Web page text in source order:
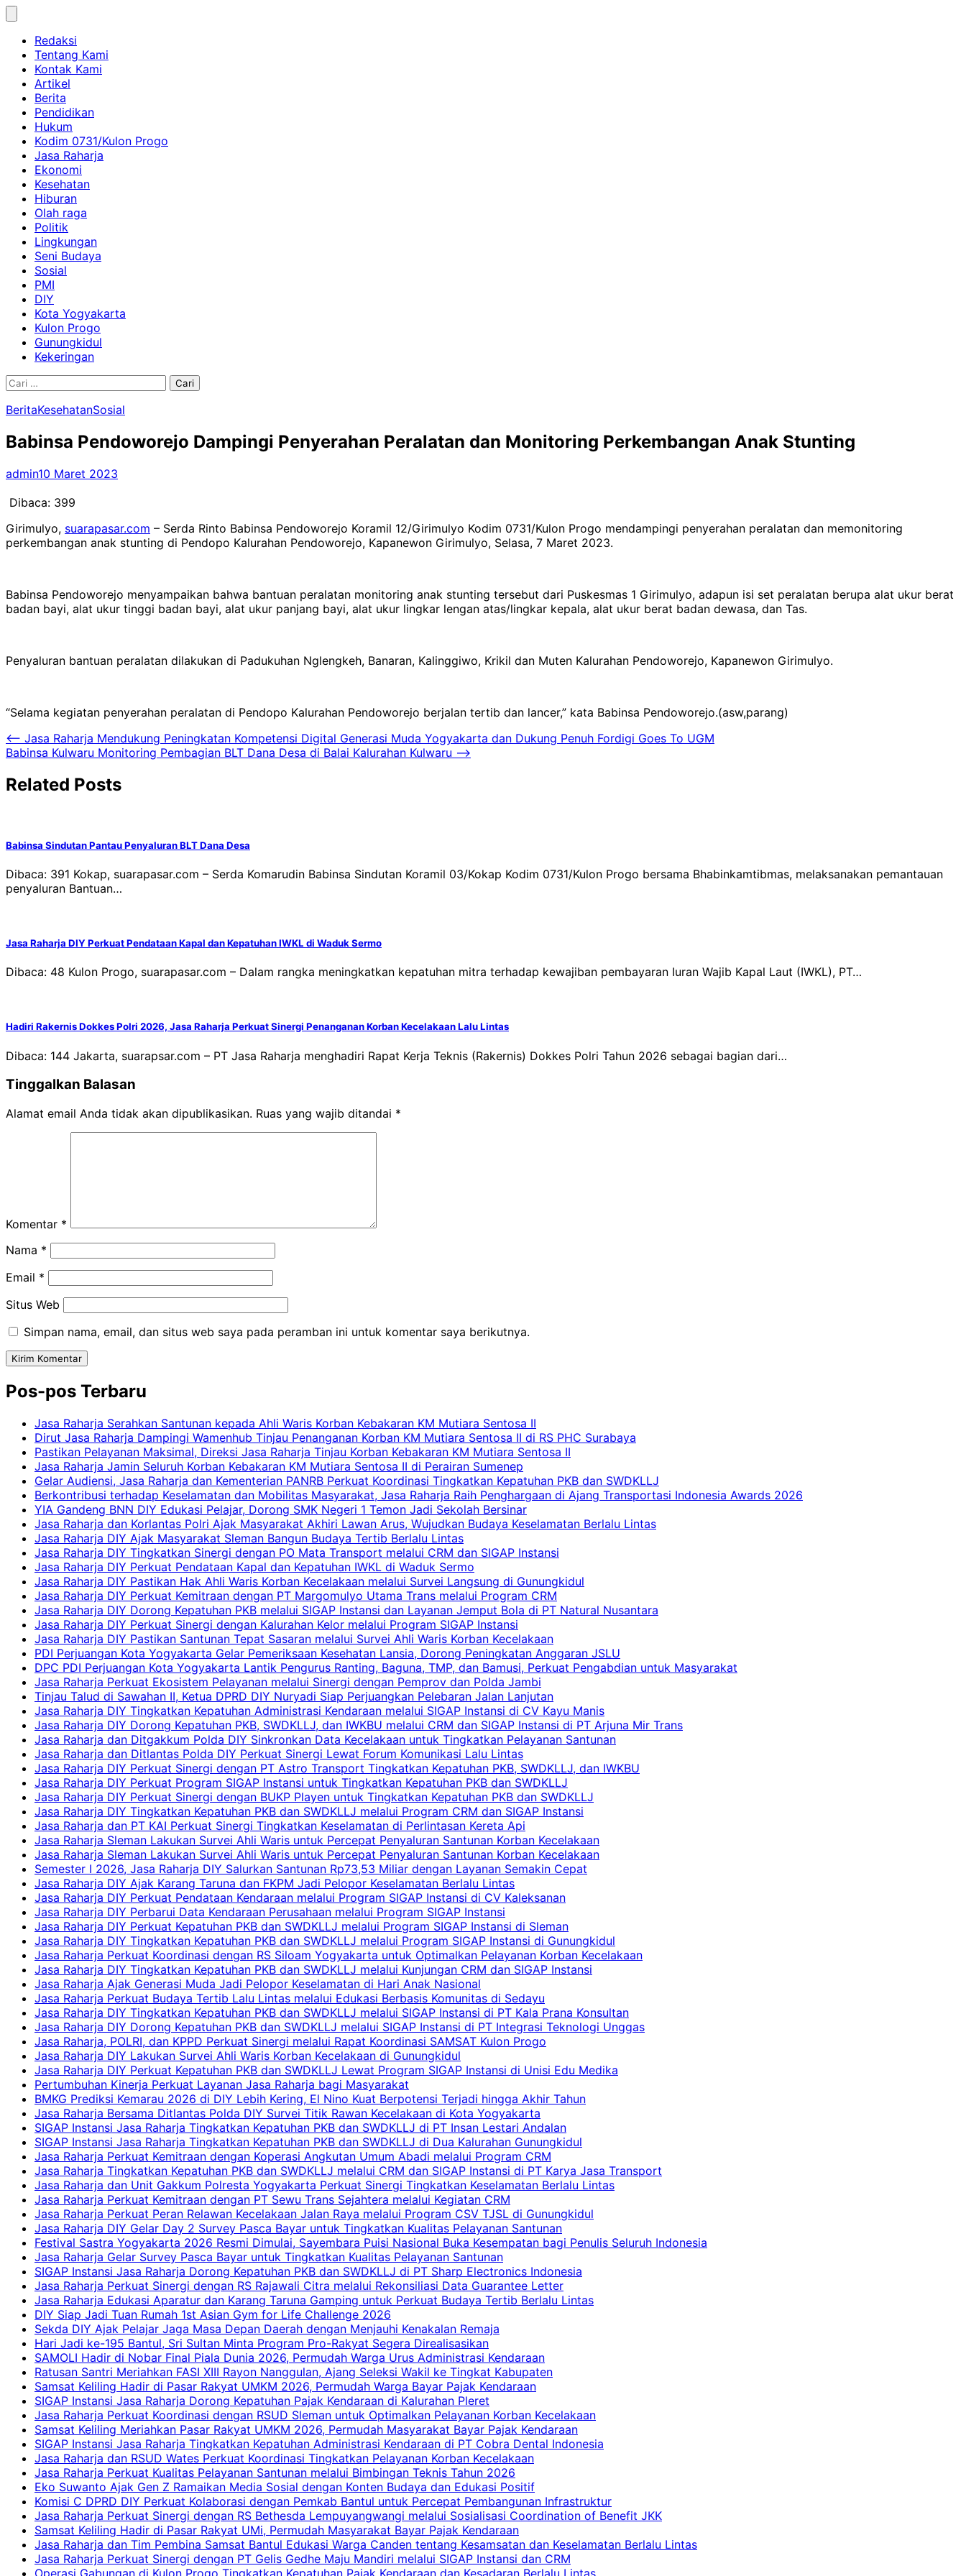
Skip
contentRedaksi
Tentang Kami
Kontak Kami
Artikel
Berita
Pendidikan
Hukum
Kodim 0731/Kulon Progo
Jasa Raharja
Ekonomi
Kesehatan
Hiburan
Olah raga
Politik
Lingkungan
Seni Budaya
Sosial
PMI
DIY
Kota Yogyakarta
Kulon Progo
Gunungkidul
Kekeringan
Cari
BeritaKesehatanSosial
Babinsa Pendoworejo Dampingi Penyerahan Peralatan dan Monitoring Perkembangan Anak Stunting
admin10 Maret 2023
Dibaca: 399
Girimulyo, suarapasar.com – Serda Rinto Babinsa Pendoworejo Koramil 12/Girimulyo Kodim 0731/Kulon Progo mendampingi penyerahan peralatan dan memonitoring
perkembangan anak stunting di Pendopo Kalurahan Pendoworejo, Kapanewon Girimulyo, Selasa, 7 Maret 2023.
Babinsa Pendoworejo menyampaikan bahwa bantuan peralatan monitoring anak stunting tersebut dari Puskesmas 1 Girimulyo, adapun isi set peralatan berupa alat ukur berat
badan bayi, alat ukur tinggi badan bayi, alat ukur panjang bayi, alat ukur lingkar lengan atas/lingkar kepala, alat ukur berat badan dewasa, dan Tas.
Penyaluran bantuan peralatan dilakukan di Padukuhan Nglengkeh, Banaran, Kalinggiwo, Krikil dan Muten Kalurahan Pendoworejo, Kapanewon Girimulyo.
“Selama kegiatan penyerahan peralatan di Pendopo Kalurahan Pendoworejo berjalan tertib dan lancer,” kata Babinsa Pendoworejo.(asw,parang)
Navigasi
pos
⟵ Jasa Raharja Mendukung Peningkatan Kompetensi Digital Generasi Muda Yogyakarta dan Dukung Penuh Fordigi Goes To UGM
Babinsa Kulwaru Monitoring Pembagian BLT Dana Desa di Balai Kalurahan Kulwaru ⟶
Related Posts
Babinsa Sindutan Pantau Penyaluran BLT Dana Desa
Dibaca: 391 Kokap, suarapasar.com – Serda Komarudin Babinsa Sindutan Koramil 03/Kokap Kodim 0731/Kulon Progo bersama Bhabinkamtibmas, melaksanakan pemantauan
penyaluran Bantuan…
Jasa Raharja DIY Perkuat Pendataan Kapal dan Kepatuhan IWKL di Waduk Sermo
Dibaca: 48 Kulon Progo, suarapasar.com – Dalam rangka meningkatkan kepatuhan mitra terhadap kewajiban pembayaran Iuran Wajib Kapal Laut (IWKL), PT…
Hadiri Rakernis Dokkes Polri 2026, Jasa Raharja Perkuat Sinergi Penanganan Korban Kecelakaan Lalu Lintas
Dibaca: 144 Jakarta, suarapsar.com – PT Jasa Raharja menghadiri Rapat Kerja Teknis (Rakernis) Dokkes Polri Tahun 2026 sebagai bagian dari…
Tinggalkan Balasan
Alamat email Anda tidak akan dipublikasikan. Ruas yang wajib ditandai *
Komentar *
Nama *
Email *
Situs Web
Simpan nama, email, dan situs web saya pada peramban ini untuk komentar saya berikutnya.
Pos-pos Terbaru
Jasa Raharja Serahkan Santunan kepada Ahli Waris Korban Kebakaran KM Mutiara Sentosa II
Dirut Jasa Raharja Dampingi Wamenhub Tinjau Penanganan Korban KM Mutiara Sentosa II di RS PHC Surabaya
Pastikan Pelayanan Maksimal, Direksi Jasa Raharja Tinjau Korban Kebakaran KM Mutiara Sentosa II
Jasa Raharja Jamin Seluruh Korban Kebakaran KM Mutiara Sentosa II di Perairan Sumenep
Gelar Audiensi, Jasa Raharja dan Kementerian PANRB Perkuat Koordinasi Tingkatkan Kepatuhan PKB dan SWDKLLJ
Berkontribusi terhadap Keselamatan dan Mobilitas Masyarakat, Jasa Raharja Raih Penghargaan di Ajang Transportasi Indonesia Awards 2026
YIA Gandeng BNN DIY Edukasi Pelajar, Dorong SMK Negeri 1 Temon Jadi Sekolah Bersinar
Jasa Raharja dan Korlantas Polri Ajak Masyarakat Akhiri Lawan Arus, Wujudkan Budaya Keselamatan Berlalu Lintas
Jasa Raharja DIY Ajak Masyarakat Sleman Bangun Budaya Tertib Berlalu Lintas
Jasa Raharja DIY Tingkatkan Sinergi dengan PO Mata Transport melalui CRM dan SIGAP Instansi
Jasa Raharja DIY Perkuat Pendataan Kapal dan Kepatuhan IWKL di Waduk Sermo
Jasa Raharja DIY Pastikan Hak Ahli Waris Korban Kecelakaan melalui Survei Langsung di Gunungkidul
Jasa Raharja DIY Perkuat Kemitraan dengan PT Margomulyo Utama Trans melalui Program CRM
Jasa Raharja DIY Dorong Kepatuhan PKB melalui SIGAP Instansi dan Layanan Jemput Bola di PT Natural Nusantara
Jasa Raharja DIY Perkuat Sinergi dengan Kalurahan Kelor melalui Program SIGAP Instansi
Jasa Raharja DIY Pastikan Santunan Tepat Sasaran melalui Survei Ahli Waris Korban Kecelakaan
PDI Perjuangan Kota Yogyakarta Gelar Pemeriksaan Kesehatan Lansia, Dorong Peningkatan Anggaran JSLU
DPC PDI Perjuangan Kota Yogyakarta Lantik Pengurus Ranting, Baguna, TMP, dan Bamusi, Perkuat Pengabdian untuk Masyarakat
Jasa Raharja Perkuat Ekosistem Pelayanan melalui Sinergi dengan Pemprov dan Polda Jambi
Tinjau Talud di Sawahan II, Ketua DPRD DIY Nuryadi Siap Perjuangkan Pelebaran Jalan Lanjutan
Jasa Raharja DIY Tingkatkan Kepatuhan Administrasi Kendaraan melalui SIGAP Instansi di CV Kayu Manis
Jasa Raharja DIY Dorong Kepatuhan PKB, SWDKLLJ, dan IWKBU melalui CRM dan SIGAP Instansi di PT Arjuna Mir Trans
Jasa Raharja dan Ditgakkum Polda DIY Sinkronkan Data Kecelakaan untuk Tingkatkan Pelayanan Santunan
Jasa Raharja dan Ditlantas Polda DIY Perkuat Sinergi Lewat Forum Komunikasi Lalu Lintas
Jasa Raharja DIY Perkuat Sinergi dengan PT Astro Transport Tingkatkan Kepatuhan PKB, SWDKLLJ, dan IWKBU
Jasa Raharja DIY Perkuat Program SIGAP Instansi untuk Tingkatkan Kepatuhan PKB dan SWDKLLJ
Jasa Raharja DIY Perkuat Sinergi dengan BUKP Playen untuk Tingkatkan Kepatuhan PKB dan SWDKLLJ
Jasa Raharja DIY Tingkatkan Kepatuhan PKB dan SWDKLLJ melalui Program CRM dan SIGAP Instansi
Jasa Raharja dan PT KAI Perkuat Sinergi Tingkatkan Keselamatan di Perlintasan Kereta Api
Jasa Raharja Sleman Lakukan Survei Ahli Waris untuk Percepat Penyaluran Santunan Korban Kecelakaan
Jasa Raharja Sleman Lakukan Survei Ahli Waris untuk Percepat Penyaluran Santunan Korban Kecelakaan
Semester I 2026, Jasa Raharja DIY Salurkan Santunan Rp73,53 Miliar dengan Layanan Semakin Cepat
Jasa Raharja DIY Ajak Karang Taruna dan FKPM Jadi Pelopor Keselamatan Berlalu Lintas
Jasa Raharja DIY Perkuat Pendataan Kendaraan melalui Program SIGAP Instansi di CV Kaleksanan
Jasa Raharja DIY Perbarui Data Kendaraan Perusahaan melalui Program SIGAP Instansi
Jasa Raharja DIY Perkuat Kepatuhan PKB dan SWDKLLJ melalui Program SIGAP Instansi di Sleman
Jasa Raharja DIY Tingkatkan Kepatuhan PKB dan SWDKLLJ melalui Program SIGAP Instansi di Gunungkidul
Jasa Raharja Perkuat Koordinasi dengan RS Siloam Yogyakarta untuk Optimalkan Pelayanan Korban Kecelakaan
Jasa Raharja DIY Tingkatkan Kepatuhan PKB dan SWDKLLJ melalui Kunjungan CRM dan SIGAP Instansi
Jasa Raharja Ajak Generasi Muda Jadi Pelopor Keselamatan di Hari Anak Nasional
Jasa Raharja Perkuat Budaya Tertib Lalu Lintas melalui Edukasi Berbasis Komunitas di Sedayu
Jasa Raharja DIY Tingkatkan Kepatuhan PKB dan SWDKLLJ melalui SIGAP Instansi di PT Kala Prana Konsultan
Jasa Raharja DIY Dorong Kepatuhan PKB dan SWDKLLJ melalui SIGAP Instansi di PT Integrasi Teknologi Unggas
Jasa Raharja, POLRI, dan KPPD Perkuat Sinergi melalui Rapat Koordinasi SAMSAT Kulon Progo
Jasa Raharja DIY Lakukan Survei Ahli Waris Korban Kecelakaan di Gunungkidul
Jasa Raharja DIY Perkuat Kepatuhan PKB dan SWDKLLJ Lewat Program SIGAP Instansi di Unisi Edu Medika
Pertumbuhan Kinerja Perkuat Layanan Jasa Raharja bagi Masyarakat
BMKG Prediksi Kemarau 2026 di DIY Lebih Kering, El Nino Kuat Berpotensi Terjadi hingga Akhir Tahun
Jasa Raharja Bersama Ditlantas Polda DIY Survei Titik Rawan Kecelakaan di Kota Yogyakarta
SIGAP Instansi Jasa Raharja Tingkatkan Kepatuhan PKB dan SWDKLLJ di PT Insan Lestari Andalan
SIGAP Instansi Jasa Raharja Tingkatkan Kepatuhan PKB dan SWDKLLJ di Dua Kalurahan Gunungkidul
Jasa Raharja Perkuat Kemitraan dengan Koperasi Angkutan Umum Abadi melalui Program CRM
Jasa Raharja Tingkatkan Kepatuhan PKB dan SWDKLLJ melalui CRM dan SIGAP Instansi di PT Karya Jasa Transport
Jasa Raharja dan Unit Gakkum Polresta Yogyakarta Perkuat Sinergi Tingkatkan Keselamatan Berlalu Lintas
Jasa Raharja Perkuat Kemitraan dengan PT Sewu Trans Sejahtera melalui Kegiatan CRM
Jasa Raharja Perkuat Peran Relawan Kecelakaan Jalan Raya melalui Program CSV TJSL di Gunungkidul
Jasa Raharja DIY Gelar Day 2 Survey Pasca Bayar untuk Tingkatkan Kualitas Pelayanan Santunan
Festival Sastra Yogyakarta 2026 Resmi Dimulai, Sayembara Puisi Nasional Buka Kesempatan bagi Penulis Seluruh Indonesia
Jasa Raharja Gelar Survey Pasca Bayar untuk Tingkatkan Kualitas Pelayanan Santunan
SIGAP Instansi Jasa Raharja Dorong Kepatuhan PKB dan SWDKLLJ di PT Sharp Electronics Indonesia
Jasa Raharja Perkuat Sinergi dengan RS Rajawali Citra melalui Rekonsiliasi Data Guarantee Letter
Jasa Raharja Edukasi Aparatur dan Karang Taruna Gamping untuk Perkuat Budaya Tertib Berlalu Lintas
DIY Siap Jadi Tuan Rumah 1st Asian Gym for Life Challenge 2026
Sekda DIY Ajak Pelajar Jaga Masa Depan Daerah dengan Menjauhi Kenakalan Remaja
Hari Jadi ke-195 Bantul, Sri Sultan Minta Program Pro-Rakyat Segera Direalisasikan
SAMOLI Hadir di Nobar Final Piala Dunia 2026, Permudah Warga Urus Administrasi Kendaraan
Ratusan Santri Meriahkan FASI XIII Rayon Nanggulan, Ajang Seleksi Wakil ke Tingkat Kabupaten
Samsat Keliling Hadir di Pasar Rakyat UMKM 2026, Permudah Warga Bayar Pajak Kendaraan
SIGAP Instansi Jasa Raharja Dorong Kepatuhan Pajak Kendaraan di Kalurahan Pleret
Jasa Raharja Perkuat Koordinasi dengan RSUD Sleman untuk Optimalkan Pelayanan Korban Kecelakaan
Samsat Keliling Meriahkan Pasar Rakyat UMKM 2026, Permudah Masyarakat Bayar Pajak Kendaraan
SIGAP Instansi Jasa Raharja Tingkatkan Kepatuhan Administrasi Kendaraan di PT Cobra Dental Indonesia
Jasa Raharja dan RSUD Wates Perkuat Koordinasi Tingkatkan Pelayanan Korban Kecelakaan
Jasa Raharja Perkuat Kualitas Pelayanan Santunan melalui Bimbingan Teknis Tahun 2026
Eko Suwanto Ajak Gen Z Ramaikan Media Sosial dengan Konten Budaya dan Edukasi Positif
Komisi C DPRD DIY Perkuat Kolaborasi dengan Pemkab Bantul untuk Percepat Pembangunan Infrastruktur
Jasa Raharja Perkuat Sinergi dengan RS Bethesda Lempuyangwangi melalui Sosialisasi Coordination of Benefit JKK
Samsat Keliling Hadir di Pasar Rakyat UMi, Permudah Masyarakat Bayar Pajak Kendaraan
Jasa Raharja dan Tim Pembina Samsat Bantul Edukasi Warga Canden tentang Kesamsatan dan Keselamatan Berlalu Lintas
Jasa Raharja Perkuat Sinergi dengan PT Gelis Gedhe Maju Mandiri melalui SIGAP Instansi dan CRM
Operasi Gabungan di Kulon Progo Tingkatkan Kepatuhan Pajak Kendaraan dan Kesadaran Berlalu Lintas